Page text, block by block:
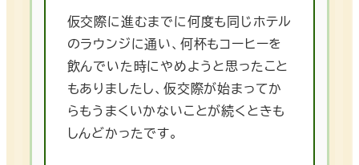
仮交際に進むまでに何度も同じホテル
のラウンジに通い、何杯もコーヒーを
飲んでいた時にやめようと思ったこと
もありましたし、仮交際が始まってか
らもうまくいかないことが続くときも
しんどかったです。